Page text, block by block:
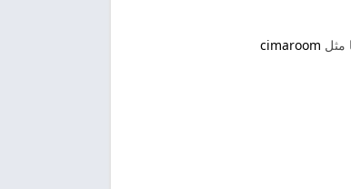
cimaroom